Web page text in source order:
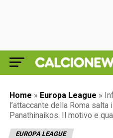
Home » Europa League »
l’attaccante della Roma salta
Panathinaikos. Il motivo e
EUROPA LEAGUE